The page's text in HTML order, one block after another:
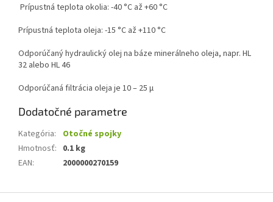
Prípustná teplota okolia: -40 °C až +60 °C
Prípustná teplota oleja: -15 °C až +110 °C
Odporúčaný hydraulický olej na báze minerálneho oleja, napr. HL
32 alebo HL 46
Odporúčaná filtrácia oleja je 10 – 25 µ
Dodatočné parametre
Kategória:
Otočné spojky
Hmotnosť: 0.1 kg
EAN: 2000000270159